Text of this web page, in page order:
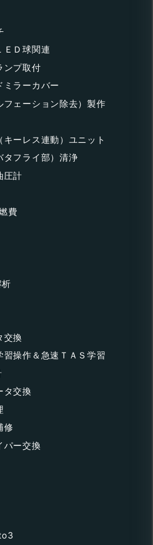
ＥＤ球関連
ンプ取付
ミラーカバー
フェーション除去）製作
ーレス連動）ユニット
タフライ部）清浄
圧計
費
交換
操作＆急速ＴＡＳ学習
タ交換
修
パー交換